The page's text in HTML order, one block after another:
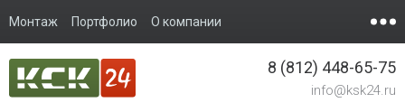
Монтаж Портфолио О компании
8 (812) 448-65-75
info@ksk24.ru